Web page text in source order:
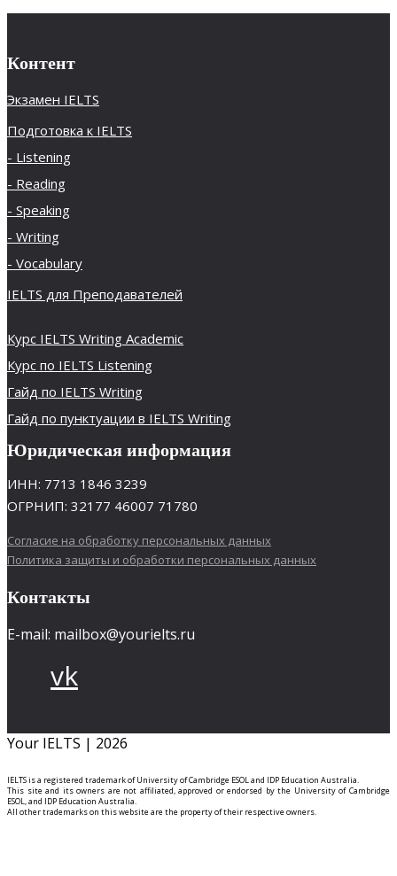
Контент
Экзамен IELTS
Подготовка к IELTS
- Listening
- Reading
- Speaking
- Writing
- Vocabulary
IELTS для Преподавателей
Курс IELTS Writing Academic
Курс по IELTS Listening
Гайд по IELTS Writing
Гайд по пунктуации в IELTS Writing
Юридическая информация
ИНН: 7713 1846 3239
ОГРНИП: 32177 46007 71780
Согласие на обработку персональных данных
Политика защиты и обработки персональных данных
Контакты
E-mail: mailbox@yourielts.ru
vk
Your IELTS | 2026
IELTS is a registered trademark of University of Cambridge ESOL and IDP Education Australia.
This site and its owners are not affiliated, approved or endorsed by the University of Cambridge
ESOL, and IDP Education Australia.
All other trademarks on this website are the property of their respective owners.